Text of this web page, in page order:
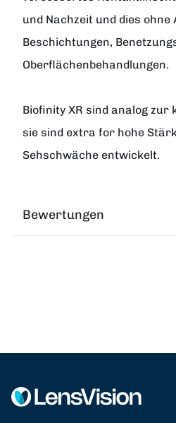
und Nachzeit und dies ohne
Beschichtungen,
Oberflächenbehandlungen.
Biofinity XR sind analog zur
sie sind extra for hohe
Sehschwäche entwickelt.
Bewertungen